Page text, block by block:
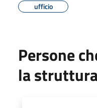
ufficio
Persone
la